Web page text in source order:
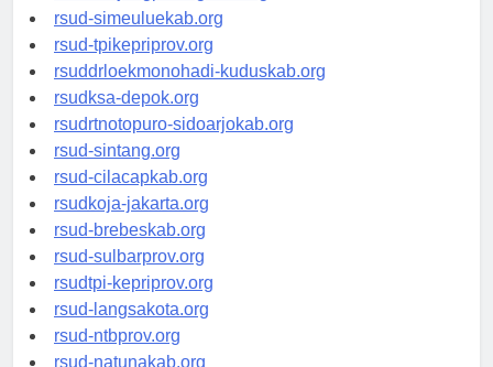
rsud-tanjungpinangkota.org
rsud-simeuluekab.org
rsud-tpikepriprov.org
rsuddrloekmonohadi-kuduskab.org
rsudksa-depok.org
rsudrtnotopuro-sidoarjokab.org
rsud-sintang.org
rsud-cilacapkab.org
rsudkoja-jakarta.org
rsud-brebeskab.org
rsud-sulbarprov.org
rsudtpi-kepriprov.org
rsud-langsakota.org
rsud-ntbprov.org